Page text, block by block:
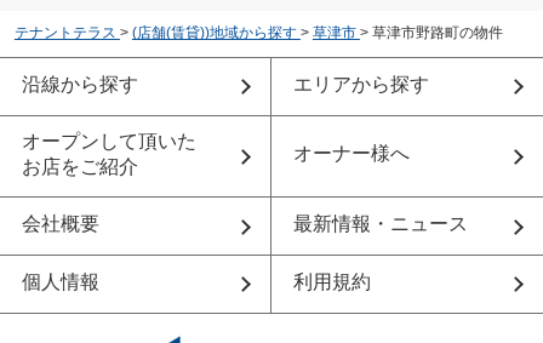
テナントテラス > (店舗(賃貸))地域から探す > 草津市 > 草津市野路町の物件
沿線から探す エリアから探す
オープンして頂いた
お店をご紹介
オーナー様へ
会社概要 最新情報・ニュース
個人情報 利用規約